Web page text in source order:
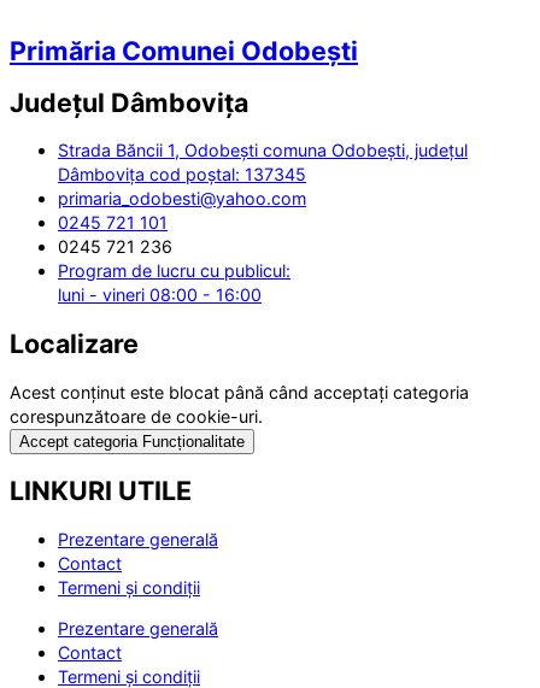
Primăria Comunei Odobești
Județul Dâmbovița
Strada Băncii 1, Odobești comuna Odobești, județul
Dâmbovița cod poștal: 137345
primaria_odobesti@yahoo.com
0245 721 101
0245 721 236
Program de lucru cu publicul:
luni - vineri 08:00 - 16:00
Localizare
Acest conținut este blocat până când acceptați categoria
corespunzătoare de cookie-uri.
Accept categoria Funcționalitate
LINKURI UTILE
Prezentare generală
Contact
Termeni și condiții
Prezentare generală
Contact
Termeni și condiții